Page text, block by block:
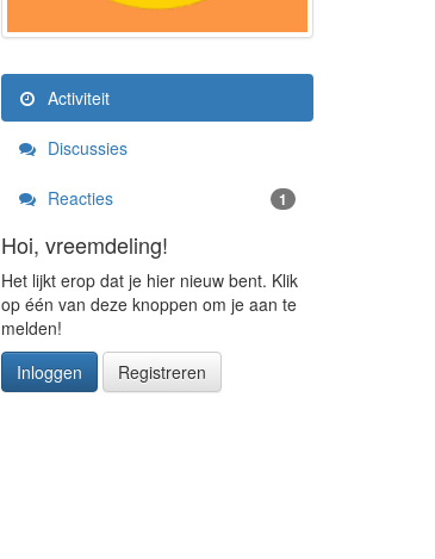
Activiteit
Discussies
Reacties 1
Hoi, vreemdeling!
Het lijkt erop dat je hier nieuw bent. Klik
op één van deze knoppen om je aan te
melden!
Inloggen
Registreren